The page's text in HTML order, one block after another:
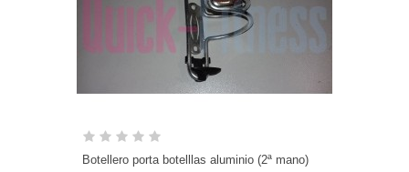
Botellero porta botelllas aluminio (2ª mano)